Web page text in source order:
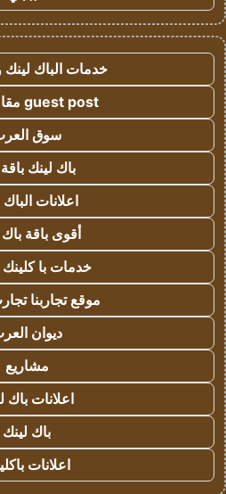
خدمات الباك
guest post مقال ضيف
سوق
باك لينك باقة
اعلانات
أقوى باقة
خدمات با كلينك 2026
موقع تجاربنا
ديوان
مشاريع
اعلانات باك
باك لينك
اعلانات